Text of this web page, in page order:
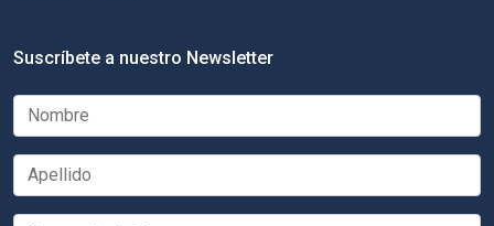
Suscríbete a nuestro Newsletter